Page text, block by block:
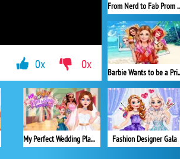
From Nerd to Fab Prom Edition
Barbie
Fashion Designer Gala
My Perfect Wedding Planner
0x 0x